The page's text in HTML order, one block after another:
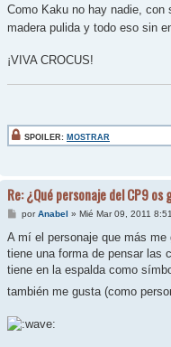
n
a
Como Kaku no hay nadie, con
madera pulida y todo eso sin
¡VIVA CROCUS!
SPOILER: MOSTRAR
Re: ¿Qué personaje del CP9 os
M
n
a
j
porAnabel » Mié Mar 09, 2011
A mí el personaje que más
tiene una forma de pensar las
tiene en la espalda como
también me gusta (como